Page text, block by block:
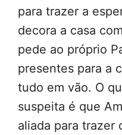
para trazer a
decora a casa
pede ao próprio
presentes para a
tudo em vão. O
suspeita é que
aliada para trazer